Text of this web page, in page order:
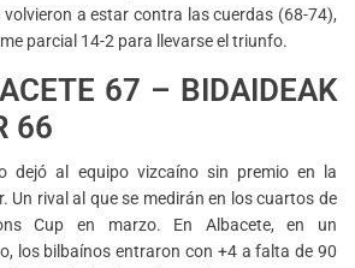
a estar contra las cuerdas (68-74),
parcial 14-2 para llevarse el triunfo.
67 – BIDAIDEAK
66
dejó al equipo vizcaíno sin premio en la
Un rival al que se medirán en los cuartos de
Cup en marzo. En Albacete, en un
los bilbaínos entraron con +4 a falta de 90